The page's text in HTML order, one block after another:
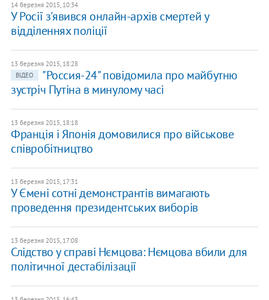
14 березня 2015, 10:34
У Росії з'явився онлайн-архів смертей у
відділеннях поліції
13 березня 2015, 18:28
ВІДЕО
"Россия-24" повідомила про майбутню
зустріч Путіна в минулому часі
13 березня 2015, 18:18
Франція і Японія домовилися про військове
співробітництво
13 березня 2015, 17:31
У Ємені сотні демонстрантів вимагають
проведення президентських виборів
13 березня 2015, 17:08
Слідство у справі Нємцова: Нємцова вбили для
політичної дестабілізації